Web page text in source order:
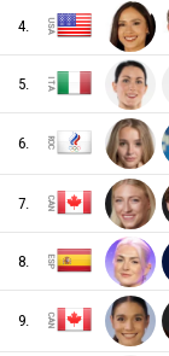
AUS
AZE
ROC
4.
5.
6.
7.
8.
9.